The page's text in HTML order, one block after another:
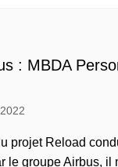
: MBDA
projet Reload
le groupe Airbus, il